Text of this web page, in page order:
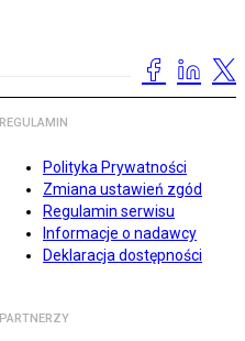
REGULAMIN
Polityka Prywatności
Zmiana ustawień zgód
Regulamin serwisu
Informacje o nadawcy
Deklaracja dostępności
PARTNERZY